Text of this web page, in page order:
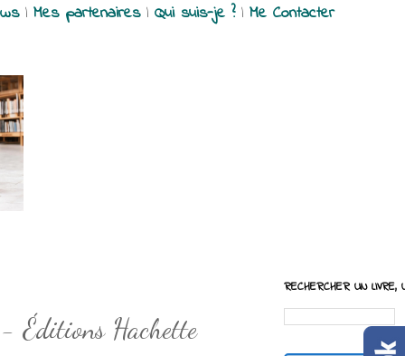
| Mes partenaires| Qui suis-je ?| Me Contacter
Éditions Hachette
RECHERCHER UN